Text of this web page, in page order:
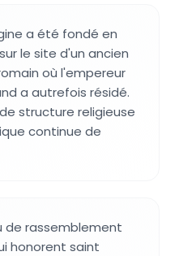
a été fondé en
le site d'un ancien
où l'empereur
a autrefois résidé.
structure religieuse
continue de
de rassemblement
honorent saint